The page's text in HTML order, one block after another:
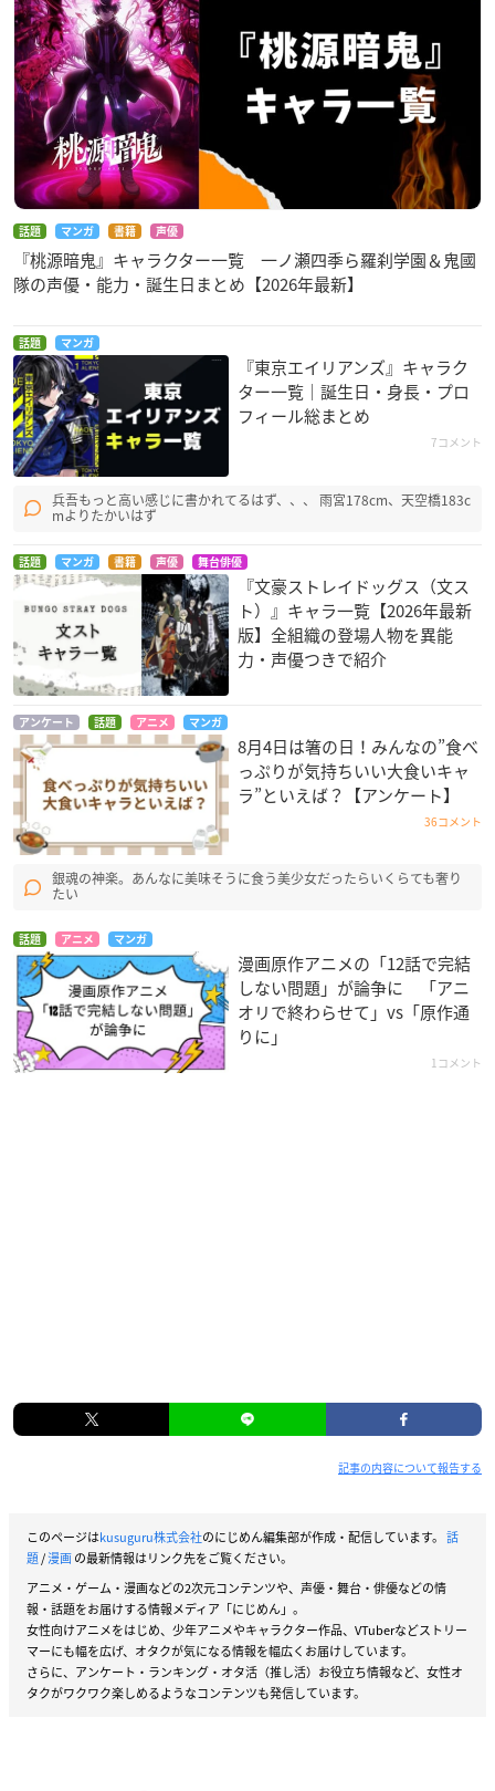
話題 マンガ 書籍 声優
『桃源暗鬼』キャラクター一覧 一ノ瀬四季ら羅刹学園＆鬼國
隊の声優・能力・誕生日まとめ【2026年最新】
話題 マンガ
『東京エイリアンズ』キャラク
ター一覧｜誕生日・身長・プロ
フィール総まとめ
7コメント
兵吾もっと高い感じに書かれてるはず、、、 雨宮178cm、天空橋183c
mよりたかいはず
話題 マンガ 書籍 声優 舞台俳優
『文豪ストレイドッグス（文ス
ト）』キャラ一覧【2026年最新
版】全組織の登場人物を異能
力・声優つきで紹介
アンケート 話題 アニメ マンガ
8月4日は箸の日！みんなの”食べ
っぷりが気持ちいい大食いキャ
ラ”といえば？【アンケート】
36コメント
銀魂の神楽。あんなに美味そうに食う美少女だったらいくらても奢り
たい
話題 アニメ マンガ
漫画原作アニメの「12話で完結
しない問題」が論争に 「アニ
オリで終わらせて」vs「原作通
りに」
1コメント
記事の内容について報告する
このページはkusuguru株式会社のにじめん編集部が作成・配信しています。 話
題/漫画の最新情報はリンク先をご覧ください。
アニメ・ゲーム・漫画などの2次元コンテンツや、声優・舞台・俳優などの情
報・話題をお届けする情報メディア「にじめん」。
女性向けアニメをはじめ、少年アニメやキャラクター作品、VTuberなどストリー
マーにも幅を広げ、オタクが気になる情報を幅広くお届けしています。
さらに、アンケート・ランキング・オタ活（推し活）お役立ち情報など、女性オ
タクがワクワク楽しめるようなコンテンツも発信しています。